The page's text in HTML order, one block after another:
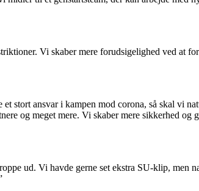
Vi skaber mere forudsigelighed ved at
stort ansvar i kampen mod corona, så skal vi
og meget mere. Vi skaber mere sikkerhed
ud. Vi havde gerne set ekstra SU-klip, men